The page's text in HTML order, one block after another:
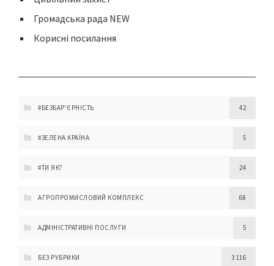
Громадська рада NEW
Корисні посилання
#БЕЗБАР'ЄРНІСТЬ 42
#ЗЕЛЕНА КРАЇНА 5
#ТИ ЯК? 24
АГРОПРОМИСЛОВИЙ КОМПЛЕКС 68
АДМІНІСТРАТИВНІ ПОСЛУГИ 5
БЕЗ РУБРИКИ 3 116